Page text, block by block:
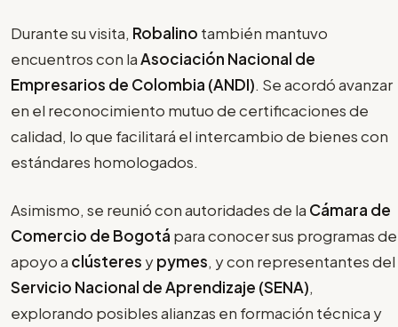
Durante su visita, Robalino también mantuvo
encuentros con laAsociación Nacional de
Empresarios de Colombia (ANDI). Se acordó avanzar
en el reconocimiento mutuo de certificaciones de
calidad, lo que facilitará el intercambio de bienes con
estándares homologados.
Asimismo, se reunió con autoridades de la Cámara de
Comercio de Bogotá para conocer sus programas de
apoyo a clústeres ypymes, y con representantes del
Servicio Nacional de Aprendizaje (SENA),
explorando posibles alianzas en formación técnica y